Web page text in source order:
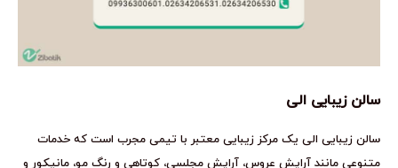
سالن زیبایی الی
سالن زیبایی الی یک مرکز زیبایی معتبر با تیمی مجرب است که خدمات
متنوعی مانند آرایش عروس، آرایش مجلسی، کوتاهی و رنگ مو، مانیکور و